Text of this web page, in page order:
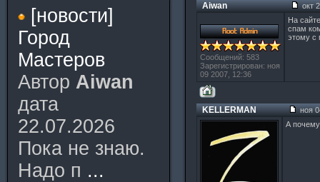
[новости]
Город
Мастеров
Автор Aiwan
дата
22.07.2026
Пока не знаю.
Надо п ...
Aiwan окт
Сообщений: 583
Зарегистрирован: ноя
09 2007, 12:36
На
спам
этому с
KELLERMAN ноя
А почему